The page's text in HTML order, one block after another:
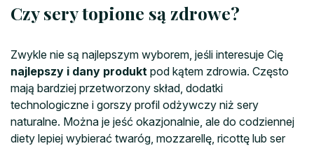
Czy sery topione są zdrowe?
Zwykle nie są najlepszym wyborem, jeśli interesuje Cię
najlepszy i dany produkt pod kątem zdrowia. Często
mają bardziej przetworzony skład, dodatki
technologiczne i gorszy profil odżywczy niż sery
naturalne. Można je jeść okazjonalnie, ale do codziennej
diety lepiej wybierać twaróg, mozzarellę, ricottę lub ser